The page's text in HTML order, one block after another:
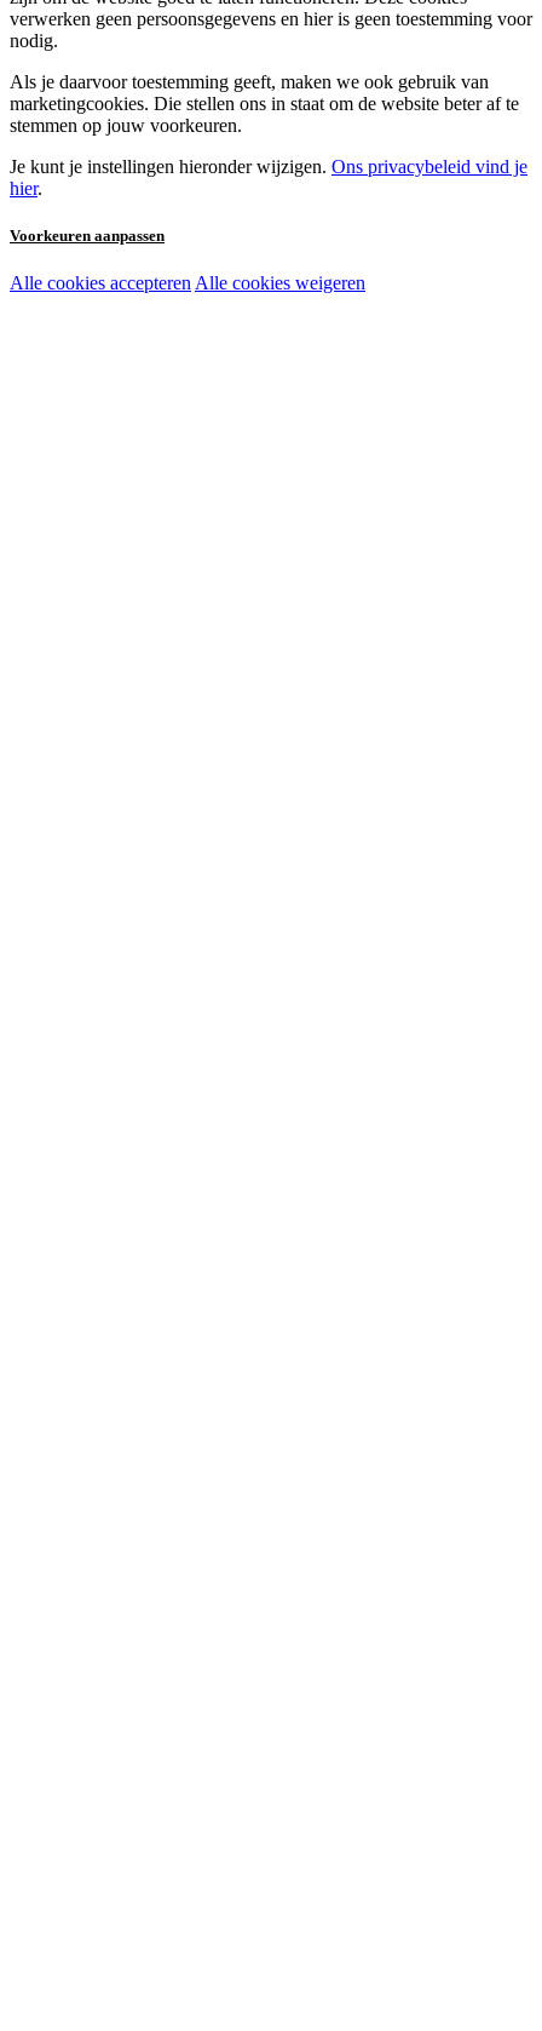
verwerken geen persoonsgegevens en hier is geen toestemming voor
nodig.
Als je daarvoor toestemming geeft, maken we ook gebruik van
marketingcookies. Die stellen ons in staat om de website beter af te
stemmen op jouw voorkeuren.
Je kunt je instellingen hieronder wijzigen. Ons privacybeleid vind je
hier.
Voorkeuren aanpassen
Noodzakelijke cookies:
Alle cookies accepteren Alle cookies weigeren